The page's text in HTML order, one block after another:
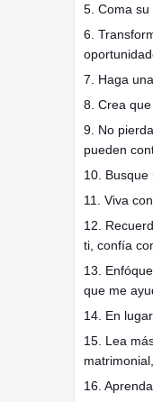
5. Coma su
6.
7. Haga
8. Crea
9. No
pueden
10. Busque
11. Viva
12.
ti, confía
13.
que me
14. En
15. Lea
16.